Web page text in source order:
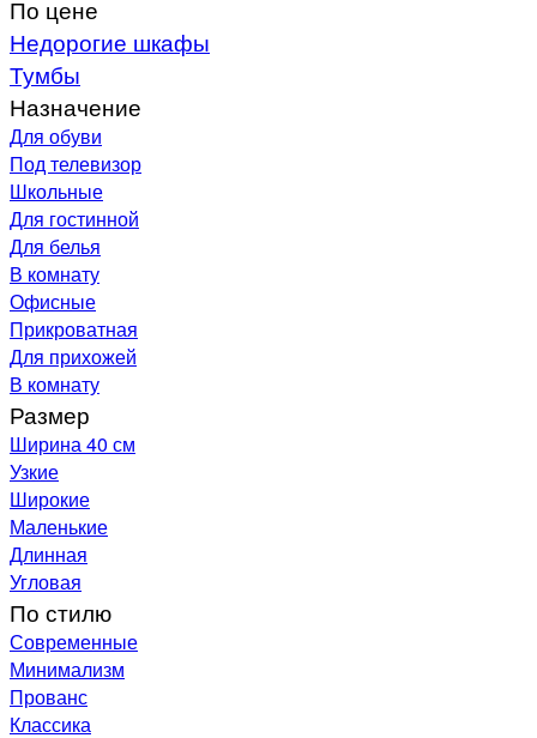
По цене
Недорогие шкафы
Тумбы
Назначение
Для обуви
Под телевизор
Школьные
Для гостинной
Для белья
В комнату
Офисные
Прикроватная
Для прихожей
В комнату
Размер
Ширина 40 см
Узкие
Широкие
Маленькие
Длинная
Угловая
По стилю
Современные
Минимализм
Прованс
Классика